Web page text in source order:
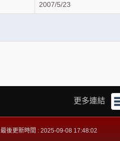
2007/5/23
更多連結
最後更新時間 : 2025-09-08 17:48:02